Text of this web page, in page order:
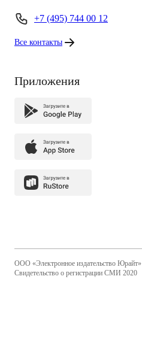
+7 (495) 744 00 12
Все контакты
Приложения
ООО «Электронное издательство Юрайт»
Свидетельство о регистрации СМИ 2020